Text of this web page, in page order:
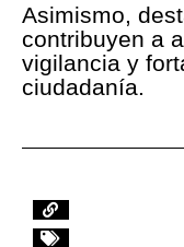
Asimismo,
contribuyen a
vigilancia y
ciudadanía.